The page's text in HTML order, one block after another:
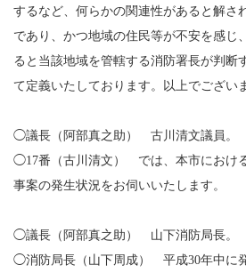
するなど、何らかの関連性があると解さ
であり、かつ地域の住民等が不安を感じ
ると当該地域を管轄する消防署長が判断
て定義いたしております。以上でござい
◯議長（阿部真之助） 古川清文議員。
◯17番（古川清文） では、本市におけ
事案の発生状況をお伺いいたします。
◯議長（阿部真之助） 山下消防局長。
◯消防局長（山下周成） 平成30年中に